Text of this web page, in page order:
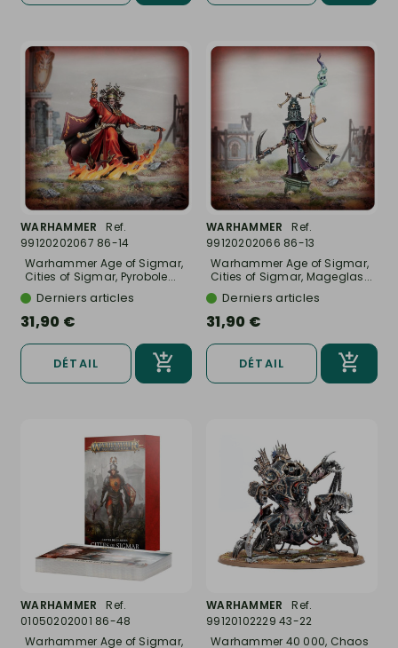
WARHAMMER
Ref.
99120202067 86-14
Warhammer Age of Sigmar,
Cities of Sigmar, Pyrobole...
Derniers articles
31,90 €
DÉTAIL
WARHAMMER
Ref.
99120202066 86-13
Warhammer Age of Sigmar,
Cities of Sigmar, Mageglas...
Derniers articles
31,90 €
DÉTAIL
WARHAMMER
Ref.
01050202001 86-48
Warhammer Age of Sigmar,
WARHAMMER
Ref.
99120102229 43-22
Warhammer 40 000, Chaos